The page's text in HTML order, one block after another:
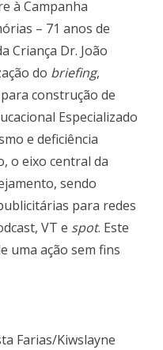
à Campanha
– 71 anos de
Criança Dr. João
do briefing,
construção de
Especializado
e deficiência
o eixo central da
sendo
para redes
VT e spot. Este
uma ação sem fins
Farias/Kiwslayne